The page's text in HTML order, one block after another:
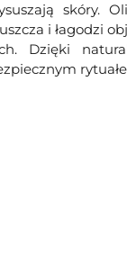
skóry.
i łagodzi
Dzięki